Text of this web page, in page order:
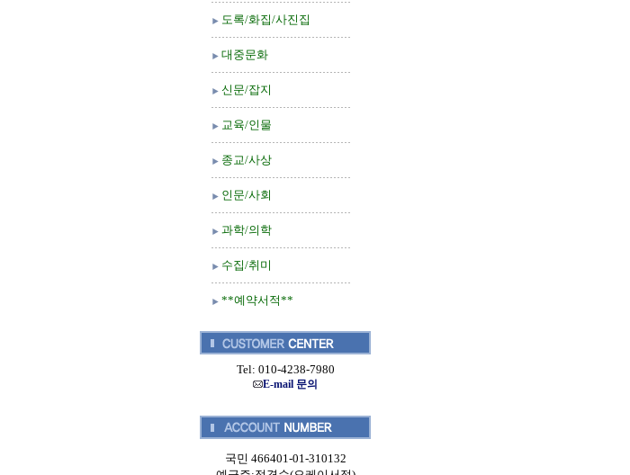
도록/화집/사진집
대중문화
신문/잡지
교육/인물
종교/사상
인문/사회
과학/의학
수집/취미
**예약서적**
Tel: 010-4238-7980
E-mail 문의
국민 466401-01-310132